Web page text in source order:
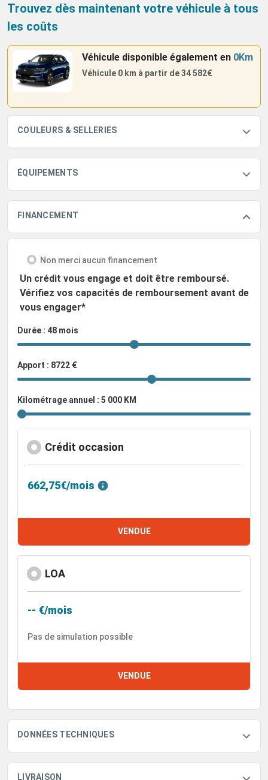
Trouvez dès maintenant votre véhicule à tous
les coûts
Véhicule disponible également en 0Km
Véhicule 0 km à partir de34 582€
COULEURS & SELLERIES
ÉQUIPEMENTS
FINANCEMENT
Non merci aucun financement
Un crédit vous engage et doit être remboursé.
Vérifiez vos capacités de remboursement avant de
vous engager*
Durée : 48 mois
Apport : 8722 €
Kilométrage annuel : 5 000 KM
Crédit occasion
662,75€/mois
VENDUE
LOA
-- €/mois
Pas de simulation possible
VENDUE
DONNÉES TECHNIQUES
LIVRAISON